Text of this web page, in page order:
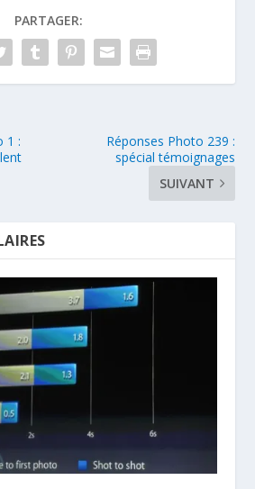
PARTAGER:
1 :
Réponses Photo 239 :
spécial témoignages
SUIVANT